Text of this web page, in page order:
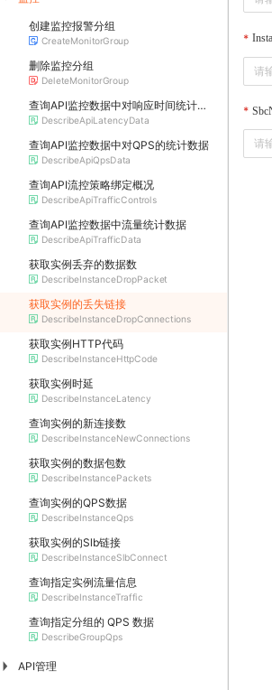
创建监控报警分组
CreateMonitorGroup
删除监控分组
DeleteMonitorGroup
查询API监控数据中对响应时间统计数据
DescribeApiLatencyData
查询API监控数据中对QPS的统计数据
DescribeApiQpsData
查询API流控策略绑定概况
DescribeApiTrafficControls
查询API监控数据中流量统计数据
DescribeApiTrafficData
获取实例丢弃的数据数
DescribeInstanceDropPacket
获取实例的丢失链接
DescribeInstanceDropConnections
获取实例HTTP代码
DescribeInstanceHttpCode
获取实例时延
DescribeInstanceLatency
查询实例的新连接数
DescribeInstanceNewConnections
获取实例的数据包数
DescribeInstancePackets
查询实例的QPS数据
DescribeInstanceQps
获取实例的Slb链接
DescribeInstanceSlbConnect
查询指定实例流量信息
DescribeInstanceTraffic
查询指定分组的 QPS 数据
DescribeGroupQps
▶ API管理